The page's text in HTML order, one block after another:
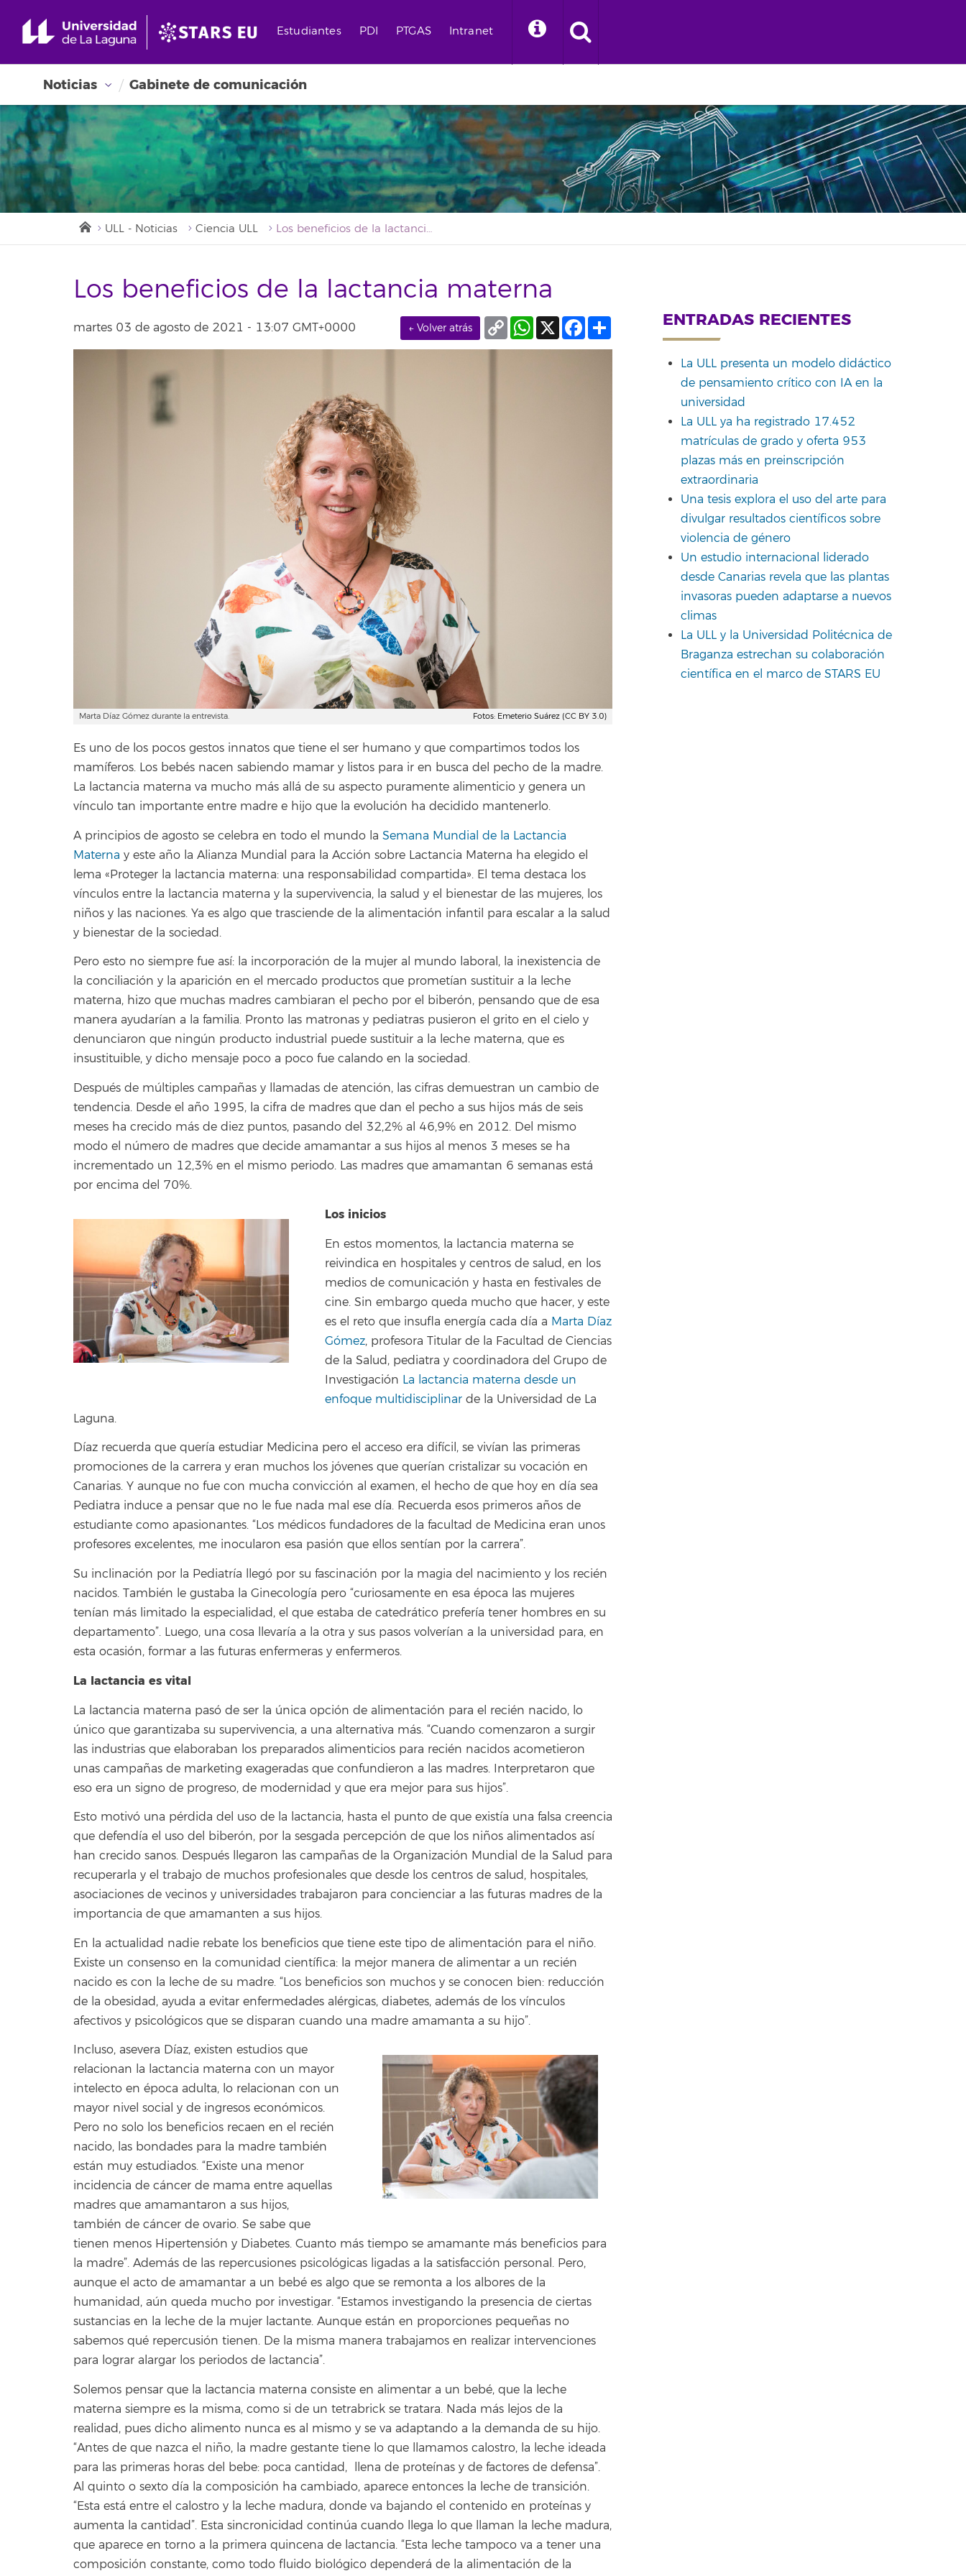
Estudiantes PDI PTGAS Intranet
Noticias Gabinete de comunicación
ULL - Noticias Ciencia ULL Los beneficios de la lactancia materna
Los beneficios de la lactancia materna
martes 03 de agosto de 2021 - 13:07 GMT+0000 ← Volver atrás Compartir
Facebook
X
WhatsApp
Copy
Link
Marta Díaz Gómez durante la entrevista. Fotos: Emeterio Suárez (CC BY 3.0)
Es uno de los pocos gestos innatos que tiene el ser humano y que compartimos todos los
mamíferos. Los bebés nacen sabiendo mamar y listos para ir en busca del pecho de la madre.
La lactancia materna va mucho más allá de su aspecto puramente alimenticio y genera un
vínculo tan importante entre madre e hijo que la evolución ha decidido mantenerlo.
A principios de agosto se celebra en todo el mundo la Semana Mundial de la Lactancia
Materna y este año la Alianza Mundial para la Acción sobre Lactancia Materna ha elegido el
lema «Proteger la lactancia materna: una responsabilidad compartida». El tema destaca los
vínculos entre la lactancia materna y la supervivencia, la salud y el bienestar de las mujeres, los
niños y las naciones. Ya es algo que trasciende de la alimentación infantil para escalar a la salud
y bienestar de la sociedad.
Pero esto no siempre fue así: la incorporación de la mujer al mundo laboral, la inexistencia de
la conciliación y la aparición en el mercado productos que prometían sustituir a la leche
materna, hizo que muchas madres cambiaran el pecho por el biberón, pensando que de esa
manera ayudarían a la familia. Pronto las matronas y pediatras pusieron el grito en el cielo y
denunciaron que ningún producto industrial puede sustituir a la leche materna, que es
insustituible, y dicho mensaje poco a poco fue calando en la sociedad.
Después de múltiples campañas y llamadas de atención, las cifras demuestran un cambio de
tendencia. Desde el año 1995, la cifra de madres que dan el pecho a sus hijos más de seis
meses ha crecido más de diez puntos, pasando del 32,2% al 46,9% en 2012. Del mismo
modo el número de madres que decide amamantar a sus hijos al menos 3 meses se ha
incrementado un 12,3% en el mismo periodo. Las madres que amamantan 6 semanas está
por encima del 70%.
Los inicios
En estos momentos, la lactancia materna se
reivindica en hospitales y centros de salud, en los
medios de comunicación y hasta en festivales de
cine. Sin embargo queda mucho que hacer, y este
es el reto que insufla energía cada día a Marta Díaz
Gómez, profesora Titular de la Facultad de Ciencias
de la Salud, pediatra y coordinadora del Grupo de
Investigación La lactancia materna desde un
enfoque multidisciplinar de la Universidad de La
Laguna.
Díaz recuerda que quería estudiar Medicina pero el acceso era difícil, se vivían las primeras
promociones de la carrera y eran muchos los jóvenes que querían cristalizar su vocación en
Canarias. Y aunque no fue con mucha convicción al examen, el hecho de que hoy en día sea
Pediatra induce a pensar que no le fue nada mal ese día. Recuerda esos primeros años de
estudiante como apasionantes. “Los médicos fundadores de la facultad de Medicina eran unos
profesores excelentes, me inocularon esa pasión que ellos sentían por la carrera”.
Su inclinación por la Pediatría llegó por su fascinación por la magia del nacimiento y los recién
nacidos. También le gustaba la Ginecología pero “curiosamente en esa época las mujeres
tenían más limitado la especialidad, el que estaba de catedrático prefería tener hombres en su
departamento”. Luego, una cosa llevaría a la otra y sus pasos volverían a la universidad para, en
esta ocasión, formar a las futuras enfermeras y enfermeros.
La lactancia es vital
La lactancia materna pasó de ser la única opción de alimentación para el recién nacido, lo
único que garantizaba su supervivencia, a una alternativa más. “Cuando comenzaron a surgir
las industrias que elaboraban los preparados alimenticios para recién nacidos acometieron
unas campañas de marketing exageradas que confundieron a las madres. Interpretaron que
eso era un signo de progreso, de modernidad y que era mejor para sus hijos”.
Esto motivó una pérdida del uso de la lactancia, hasta el punto de que existía una falsa creencia
que defendía el uso del biberón, por la sesgada percepción de que los niños alimentados así
han crecido sanos. Después llegaron las campañas de la Organización Mundial de la Salud para
recuperarla y el trabajo de muchos profesionales que desde los centros de salud, hospitales,
asociaciones de vecinos y universidades trabajaron para concienciar a las futuras madres de la
importancia de que amamanten a sus hijos.
En la actualidad nadie rebate los beneficios que tiene este tipo de alimentación para el niño.
Existe un consenso en la comunidad científica: la mejor manera de alimentar a un recién
nacido es con la leche de su madre. “Los beneficios son muchos y se conocen bien: reducción
de la obesidad, ayuda a evitar enfermedades alérgicas, diabetes, además de los vínculos
afectivos y psicológicos que se disparan cuando una madre amamanta a su hijo”.
Incluso, asevera Díaz, existen estudios que
relacionan la lactancia materna con un mayor
intelecto en época adulta, lo relacionan con un
mayor nivel social y de ingresos económicos.
Pero no solo los beneficios recaen en el recién
nacido, las bondades para la madre también
están muy estudiados. “Existe una menor
incidencia de cáncer de mama entre aquellas
madres que amamantaron a sus hijos,
también de cáncer de ovario. Se sabe que
tienen menos Hipertensión y Diabetes. Cuanto más tiempo se amamante más beneficios para
la madre”. Además de las repercusiones psicológicas ligadas a la satisfacción personal. Pero,
aunque el acto de amamantar a un bebé es algo que se remonta a los albores de la
humanidad, aún queda mucho por investigar. “Estamos investigando la presencia de ciertas
sustancias en la leche de la mujer lactante. Aunque están en proporciones pequeñas no
sabemos qué repercusión tienen. De la misma manera trabajamos en realizar intervenciones
para lograr alargar los periodos de lactancia”.
Solemos pensar que la lactancia materna consiste en alimentar a un bebé, que la leche
materna siempre es la misma, como si de un tetrabrick se tratara. Nada más lejos de la
realidad, pues dicho alimento nunca es al mismo y se va adaptando a la demanda de su hijo.
“Antes de que nazca el niño, la madre gestante tiene lo que llamamos calostro, la leche ideada
para las primeras horas del bebe: poca cantidad, llena de proteínas y de factores de defensa”.
Al quinto o sexto día la composición ha cambiado, aparece entonces la leche de transición.
“Esta está entre el calostro y la leche madura, donde va bajando el contenido en proteínas y
aumenta la cantidad”. Esta sincronicidad continúa cuando llega lo que llaman la leche madura,
que aparece en torno a la primera quincena de lactancia. “Esta leche tampoco va a tener una
composición constante, como todo fluido biológico dependerá de la alimentación de la
ENTRADAS RECIENTES
La ULL presenta un modelo didáctico
de pensamiento crítico con IA en la
universidad
La ULL ya ha registrado 17.452
matrículas de grado y oferta 953
plazas más en preinscripción
extraordinaria
Una tesis explora el uso del arte para
divulgar resultados científicos sobre
violencia de género
Un estudio internacional liderado
desde Canarias revela que las plantas
invasoras pueden adaptarse a nuevos
climas
La ULL y la Universidad Politécnica de
Braganza estrechan su colaboración
científica en el marco de STARS EU